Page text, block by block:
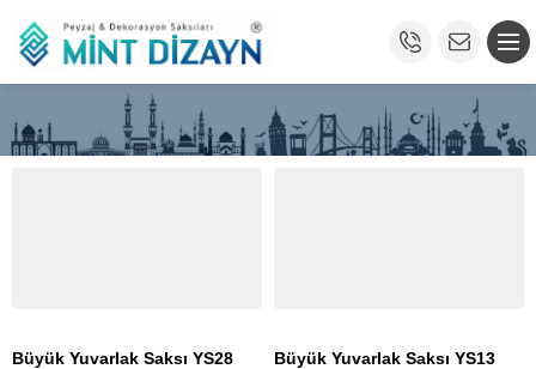
Büyük Yuvarlak Saksı YS28
Büyük Yuvarlak Saksı YS13